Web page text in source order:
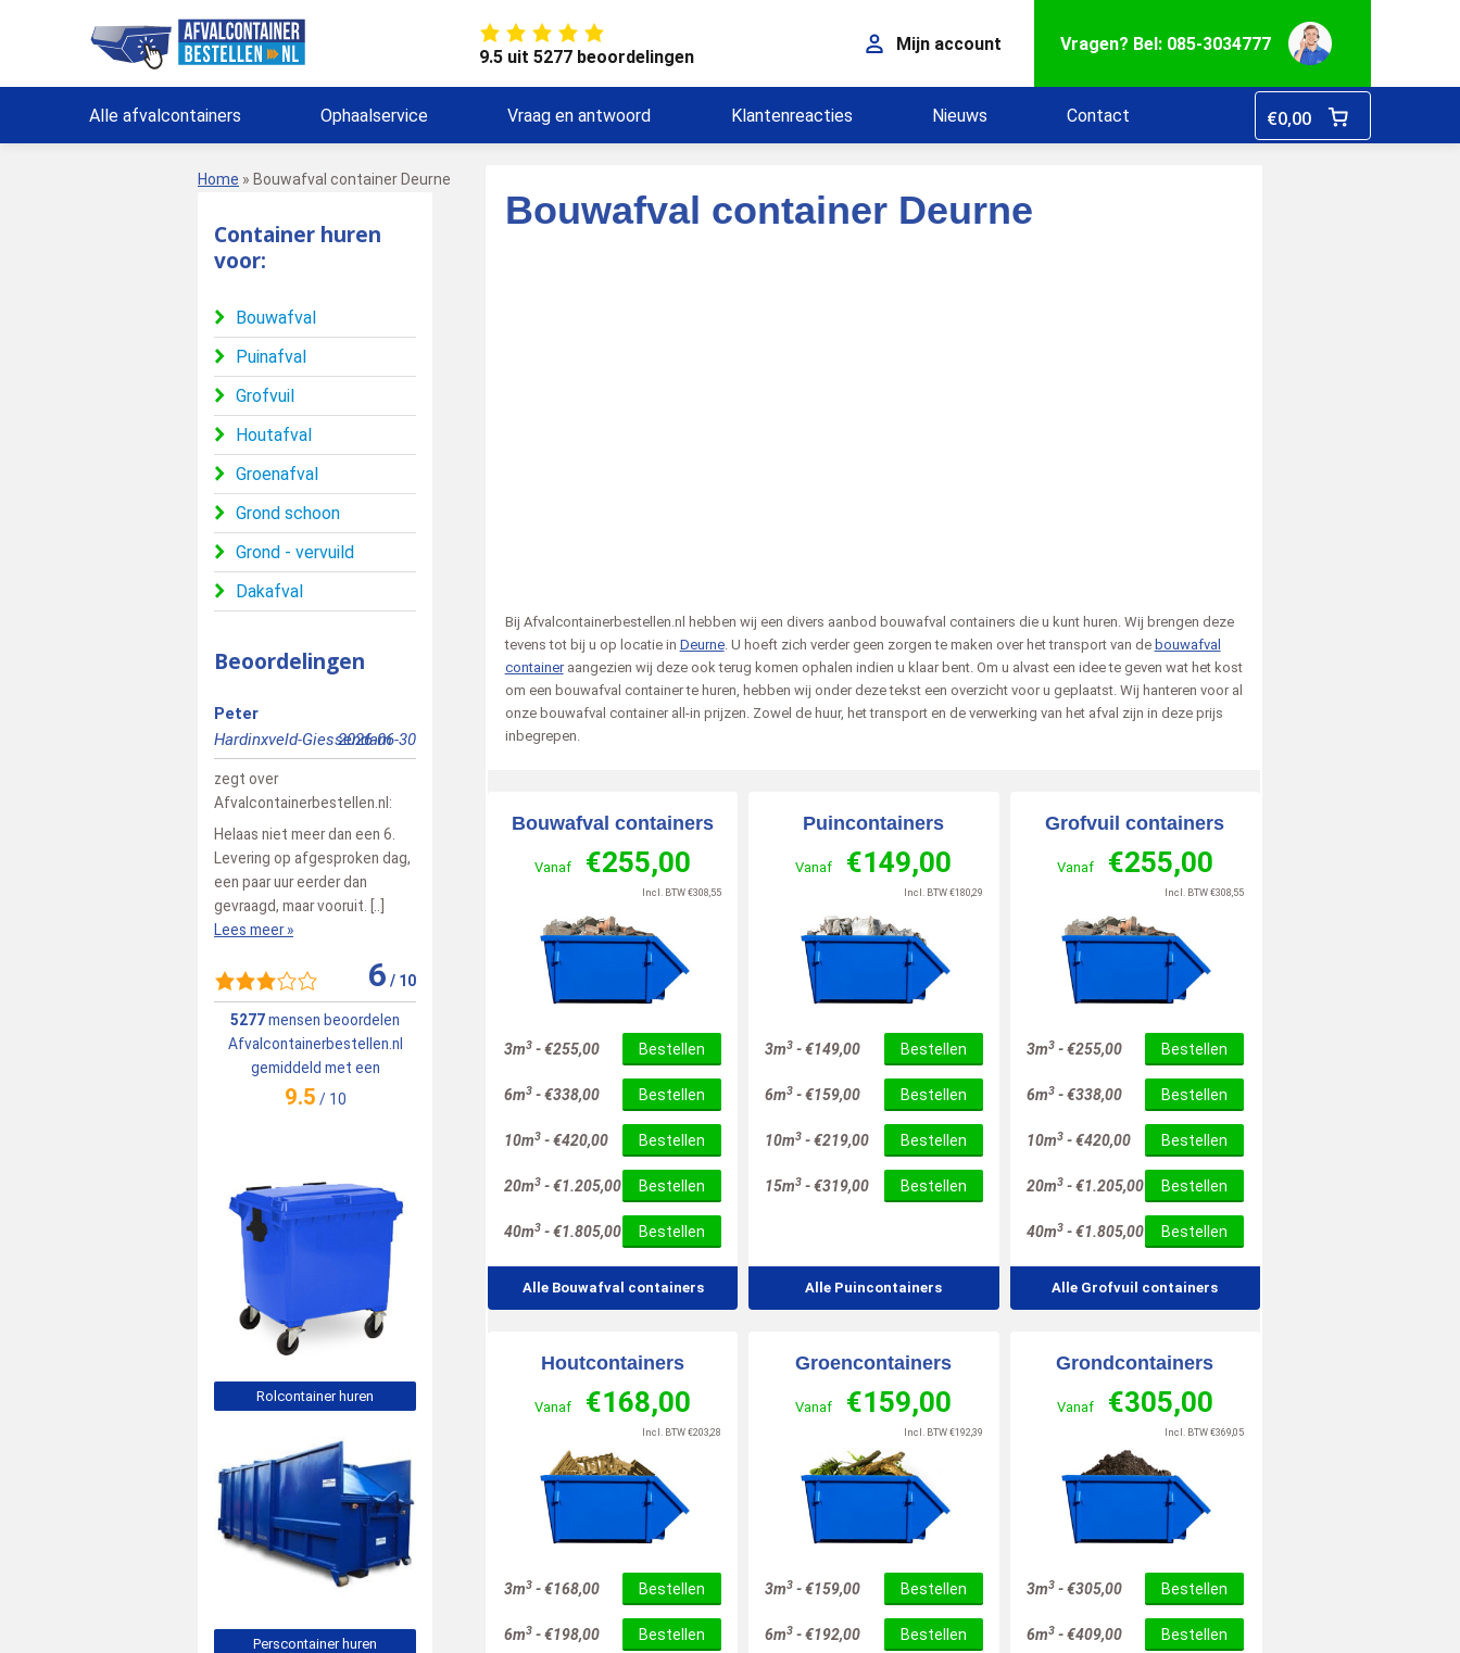
9.5 uit 5277 beoordelingen
Mijn account Vragen? Bel: 085-3034777
Alle afvalcontainers Ophaalservice Vraag en antwoord Klantenreacties Nieuws Contact €0,00
Home » Bouwafval container Deurne
Bouwafval container Deurne
Bij Afvalcontainerbestellen.nl hebben wij een divers aanbod bouwafval containers die u kunt huren. Wij brengen deze
tevens tot bij u op locatie in Deurne. U hoeft zich verder geen zorgen te maken over het transport van de bouwafval
containeraangezien wij deze ook terug komen ophalen indien u klaar bent. Om u alvast een idee te geven wat het kost
om een bouwafval container te huren, hebben wij onder deze tekst een overzicht voor u geplaatst. Wij hanteren voor al
onze bouwafval container all-in prijzen. Zowel de huur, het transport en de verwerking van het afval zijn in deze prijs
inbegrepen.
Bouwafval containers
Vanaf €255,00
Incl. BTW€308,55
3m3 -€255,00 Bestellen
6m3 -€338,00 Bestellen
10m3 -€420,00 Bestellen
20m3 -€1.205,00 Bestellen
40m3 -€1.805,00 Bestellen
Alle Bouwafval containers
Puincontainers
Vanaf €149,00
Incl. BTW €180,29
3m3 -€149,00 Bestellen
6m3 -€159,00 Bestellen
10m3 -€219,00 Bestellen
15m3 -€319,00 Bestellen
Alle Puincontainers
Grofvuil containers
Vanaf €255,00
Incl. BTW €308,55
3m3-€255,00 Bestellen
6m3-€338,00 Bestellen
10m3-€420,00 Bestellen
20m3-€1.205,00 Bestellen
40m3-€1.805,00 Bestellen
Alle Grofvuil containers
Houtcontainers
Vanaf €168,00
Incl. BTW€203,28
3m3 -€168,00 Bestellen
6m3 -€198,00 Bestellen
Groencontainers
Vanaf €159,00
Incl. BTW €192,39
3m3 -€159,00 Bestellen
6m3 -€192,00 Bestellen
Grondcontainers
Vanaf €305,00
Incl. BTW €369,05
3m3-€305,00 Bestellen
6m3-€409,00 Bestellen
Container huren
voor:
Bouwafval
Puinafval
Grofvuil
Houtafval
Groenafval
Grond schoon
Grond - vervuild
Dakafval
Beoordelingen
Peter
Hardinxveld-Giessendam
2026-06-30
zegt over
Afvalcontainerbestellen.nl :
Helaas niet meer dan een 6.
Levering op afgesproken dag,
een paar uur eerder dan
gevraagd, maar vooruit. [..]
Lees meer »
6 / 10
2026-07-02
Snelle vlotte service ,
10/10
Edris
Dit is de tweede keer dat ik
containers heb besteld, snelle
levering en uitstekende
Lees meer »
10
Marius
Super blij
Lees meer »
10
S.
Duidelijke en makkelijk
navigeerbare website, goede
service en geen verrassingen
Lees meer »
10/ 10
5277mensen beoordelen
Afvalcontainerbestellen.nl
gemiddeld met een
9.5 / 10
Rolcontainer huren
Perscontainer huren